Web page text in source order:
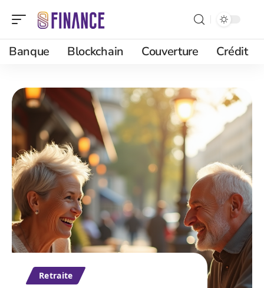
Banque Blockchain Couverture Crédit
Retraite